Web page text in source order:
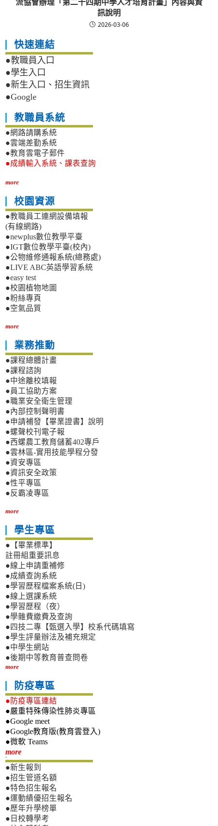
訊說明
2026-03-06
快速連結
●教職員入口
●學生入口
●新生入口、招生資訊
●Google
教職員系統
●網路請購系統
●雲端差勤系統
●教育雲電子郵件
●成績輸入系統、課表查詢
more
校園資源
●教職員工連網設備填報
(有線網路)
●newplus數位教學平臺
●IGT數位教學平臺(校內)
●公物維修通報系統(總務處)
●LIVE ABC英語學習系統
●easy test
●校園植物地圖
●粉絲專頁
●空氣品質
more
業務推動
●課程總體計畫
●課程諮詢
●中途離校填報
●員工協助方案
●職業安全衛生管理
●內部控制聲明書
●申請補發【畢業證書】說明
●螺聲校刊電子報
●西螺農工教育儲蓄402專戶
●雲林區-實用技能學程分發
●資安專區
●資訊安全政策
●性平專區
●反霸凌專區
more
學生專區
●【畢業標準】
註冊組重要訊息
●線上申請重補修
●成績查詢系統
●學習歷程檔案系統(日)
●線上選課系統
●學習歷程（夜）
●學雜費繳費及查詢
●四技二專【甄選入學】校系代碼填寫
●學生評量辦法及補充規定
●中學生網站
●後期中等教育普查問卷
more
防疫專區
●防疫專區連結
●嚴重特殊傳染性肺炎專區
●Google meet
●Google教育版(教育雲登入)
●微軟 Teams
more新生專區
●新生報到
●招生管道名額
●特色招生報名
●運動績優招生報名
●歷年升學榜單
●日校轉學考